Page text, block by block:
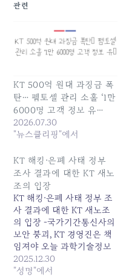
관련
KT 500억 원대 과징금 폭
탄… 펨토셀 관리 소홀 ‘1만
6000명 고객 정보 유…
2026.07.30
"뉴스클리핑"에서
KT 해킹·은폐 사태 정부
조사 결과에 대한 KT 새노
조의 입장
KT 해킹·은폐 사태 정부 조
사 결과에 대한 KT 새노조
의 입장 -국가기간통신사의
보안 붕괴, KT 경영진은 책
임져야 오늘 과학기술정보
통신부는 지난 8월 발생한
KT 해킹 및 무단 소액결제
2025.12.30
"성명"에서